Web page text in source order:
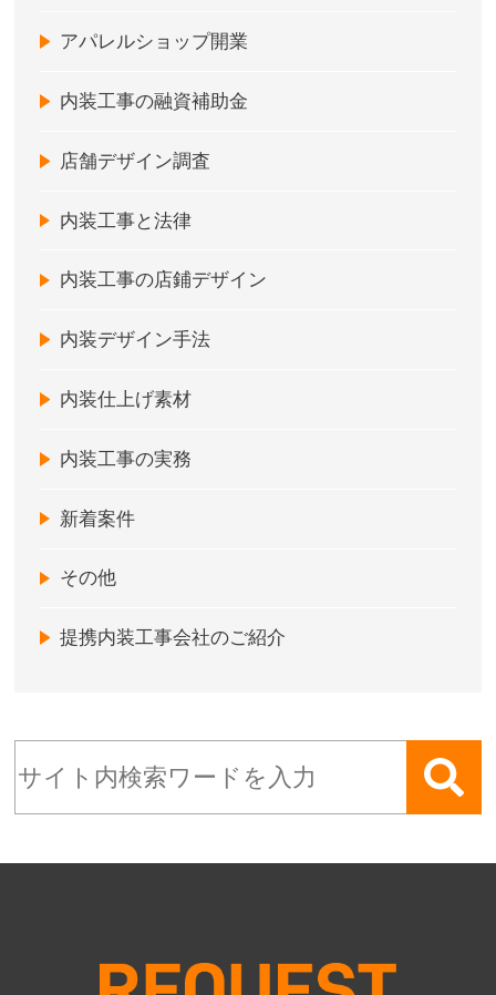
アパレルショップ開業
内装工事の融資補助金
店舗デザイン調査
内装工事と法律
内装工事の店鋪デザイン
内装デザイン手法
内装仕上げ素材
内装工事の実務
新着案件
その他
提携内装工事会社のご紹介